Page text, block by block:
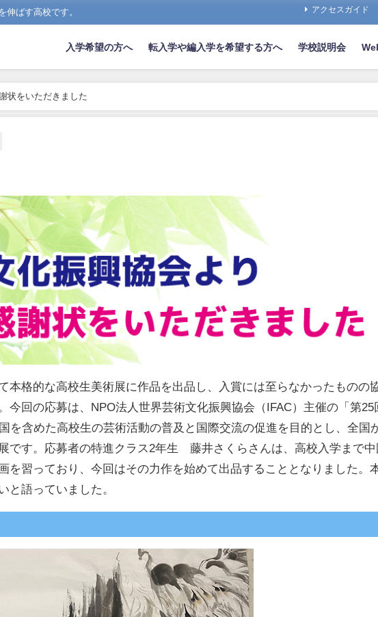
伸ばす高校です。 アクセスガイド
入学希望の方へ 転入学や編入学を希望する方へ 学校説明会
状をいただきました
本格的な高校生美術展に作品を出品し、入賞には至らなかったものの
今回の応募は、NPO法人世界芸術文化振興協会（IFAC）主催の「第25
を含めた高校生の芸術活動の普及と国際交流の促進を目的とし、全国
です。応募者の特進クラス2年生 藤井さくらさんは、高校入学まで中
を習っており、今回はその力作を始めて出品することとなりました。
と語っていました。